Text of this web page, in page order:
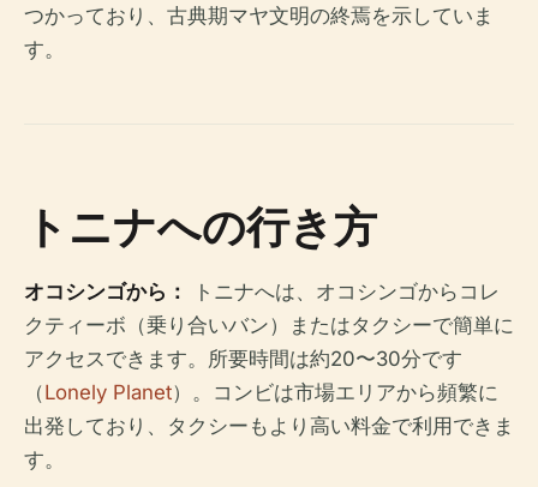
つかっており、古典期マヤ文明の終焉を示していま
す。
トニナへの行き方
オコシンゴから：
トニナへは、オコシンゴからコレ
クティーボ（乗り合いバン）またはタクシーで簡単に
アクセスできます。所要時間は約20〜30分です
（Lonely Planet）。コンビは市場エリアから頻繁に
出発しており、タクシーもより高い料金で利用できま
す。